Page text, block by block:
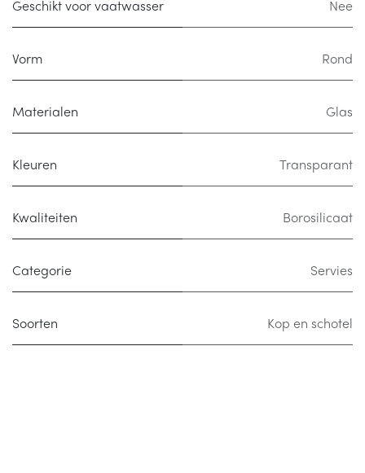
Geschikt voor vaatwasser Nee
Vorm Rond
Materialen Glas
Kleuren Transparant
Kwaliteiten Borosilicaat
Categorie Servies
Soorten Kop en schotel